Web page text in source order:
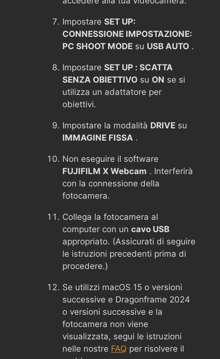
Impostare SET UP:
CONNESSIONE IMPOSTAZIONE:
PC SHOOT MODE su USB AUTO .
Impostare SET UP : SCATTA
SENZA OBIETTIVO su ON se si
utilizza un adattatore per
obiettivi.
Impostare la modalità DRIVE su
IMMAGINE FISSA .
Non eseguire il software
FUJIFILM X Webcam . Interferirà
con la connessione della
fotocamera.
Collega la fotocamera al
computer con un cavo USB
appropriato. (Assicurati di seguire
le istruzioni precedenti prima di
procedere.)
Se utilizzi macOS 15 o versioni
successive e Dragonframe 2024
o versioni successive e la
fotocamera non viene
visualizzata, segui le istruzioni
nelle nostre FAQ per risolvere il